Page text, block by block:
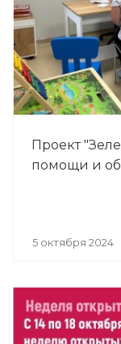
Проект
помощи и
5 октября 2024